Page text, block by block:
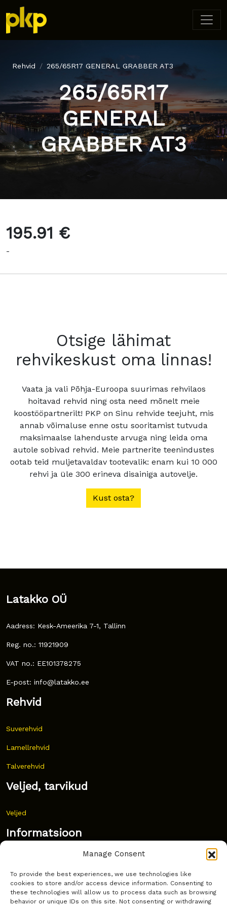
Manage Consent
To provide the best experiences, we use technologies like
cookies to store and/or access device information. Consenting to
these technologies will allow us to process data such as browsing
behavior or unique IDs on this site. Not consenting or withdrawing
Rehvid 265/65R17 GENERAL GRABBER AT3
265/65R17
GENERAL
GRABBER AT3
195.91 €
-
Otsige lähimat
rehvikeskust oma linnas!
Vaata ja vali Põhja-Euroopa suurimas rehvilaos
hoitavad rehvid ning osta need mõnelt meie
koostööpartnerilt! PKP on Sinu rehvide teejuht, mis
annab võimaluse enne ostu sooritamist tutvuda
maksimaalse lahenduste arvuga ning leida oma
autole sobivad rehvid. Meie partnerite teenindustes
ootab teid muljetavaldav tootevalik: enam kui 10 000
rehvi ja üle 300 erineva disainiga autovelje.
Kust osta?
Latakko OÜ
Aadress: Kesk-Ameerika 7-1, Tallinn
Reg. no.: 11921909
VAT no.: EE101378275
E-post: info@latakko.ee
Rehvid
Suverehvid
Lamellrehvid
Talverehvid
Veljed, tarvikud
Veljed
Informatsioon
Korduma kippuvad küsimused
Kust osta?